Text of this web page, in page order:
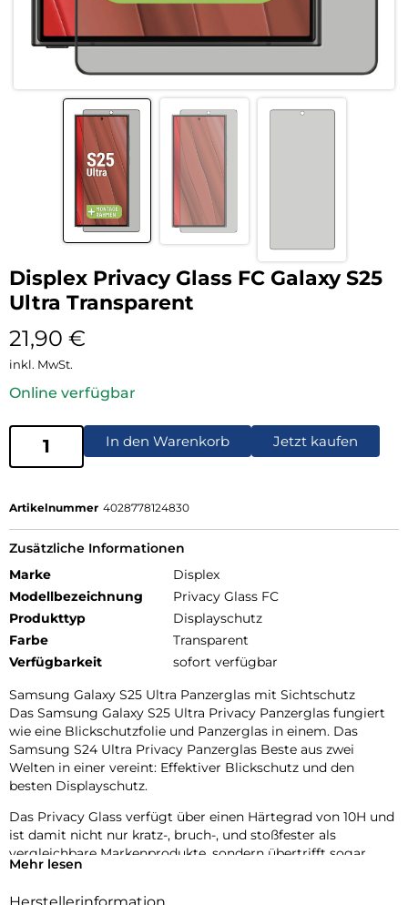
Displex Privacy Glass FC Galaxy S25
Ultra Transparent
21,90 €
inkl. MwSt.
Online verfügbar
In den Warenkorb Jetzt kaufen
Artikelnummer 4028778124830
Zusätzliche Informationen
Marke
Displex
Modellbezeichnung
Privacy Glass FC
Produkttyp
Displayschutz
Farbe
Transparent
Verfügbarkeit
sofort verfügbar
Samsung Galaxy S25 Ultra Panzerglas mit Sichtschutz
Das Samsung Galaxy S25 Ultra Privacy Panzerglas fungiert
wie eine Blickschutzfolie und Panzerglas in einem. Das
Samsung S24 Ultra Privacy Panzerglas Beste aus zwei
Welten in einer vereint: Effektiver Blickschutz und den
besten Displayschutz.
Das Privacy Glass verfügt über einen Härtegrad von 10H und
ist damit nicht nur kratz-, bruch-, und stoßfester als
vergleichbare Markenprodukte, sondern übertrifft sogar
Saphirglas, das bei Luxusuhren eingesetzt wird und einen
Mehr lesen